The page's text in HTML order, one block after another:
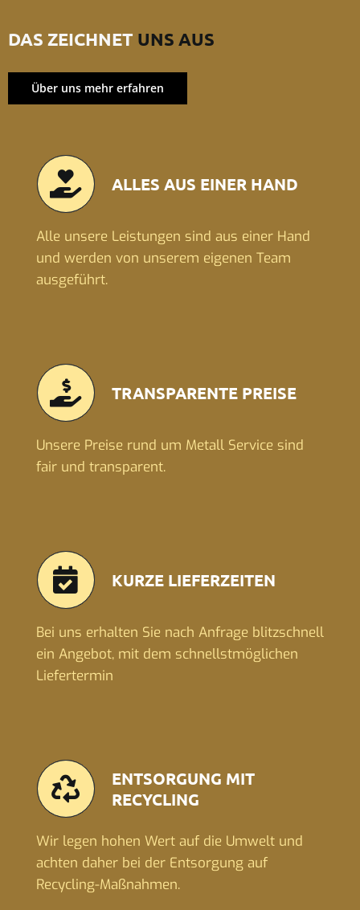
DAS ZEICHNET UNS AUS
Über uns mehr erfahren
ALLES AUS EINER HAND
Alle unsere Leistungen sind aus einer Hand
und werden von unserem eigenen Team
ausgeführt.
TRANSPARENTE PREISE
Unsere Preise rund um Metall Service sind
fair und transparent.
KURZE LIEFERZEITEN
Bei uns erhalten Sie nach Anfrage blitzschnell
ein Angebot, mit dem schnellstmöglichen
Liefertermin
ENTSORGUNG MIT
RECYCLING
Wir legen hohen Wert auf die Umwelt und
achten daher bei der Entsorgung auf
Recycling-Maßnahmen.